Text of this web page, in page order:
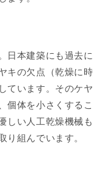
日本建築にも過去に
キの欠点（乾燥に時
ています。そのケヤ
個体を小さくするこ
しい人工乾燥機械も
組んでいます。